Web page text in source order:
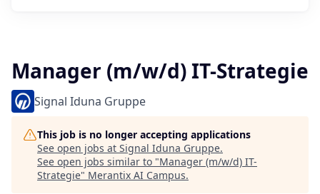
Manager (m/w/d) IT-Strategie
Signal Iduna Gruppe
This job is no longer accepting applications
See open jobs at Signal Iduna Gruppe.
See open jobs similar to "Manager (m/w/d) IT-
Strategie" Merantix AI Campus.